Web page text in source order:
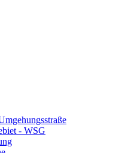
- WSG